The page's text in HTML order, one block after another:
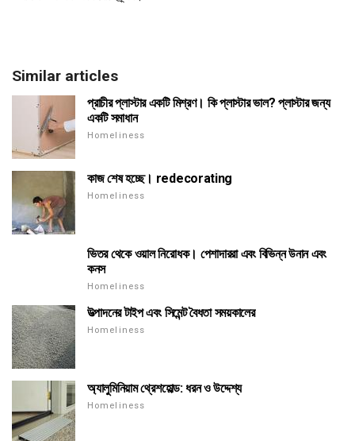
Similar articles
প্রাচীর প্লাস্টার একটি মিশ্রণ। কি প্লাস্টার ভাল? প্লাস্টার জন্য
একটি সমাধান
Homeliness
কাজ শেষ হচ্ছে। redecorating
Homeliness
ভিতর থেকে ওয়াল নিরোধক। পেশাদাররা এবং বিভিন্ন উনান এবং
কনস
Homeliness
উত্পাদনের টাইপ এবং সিমেন্ট বৈধতা সময়কালের
Homeliness
অ্যালুমিনিয়াম থ্রেশহোল্ড: ধরন ও উদ্দেশ্য
Homeliness